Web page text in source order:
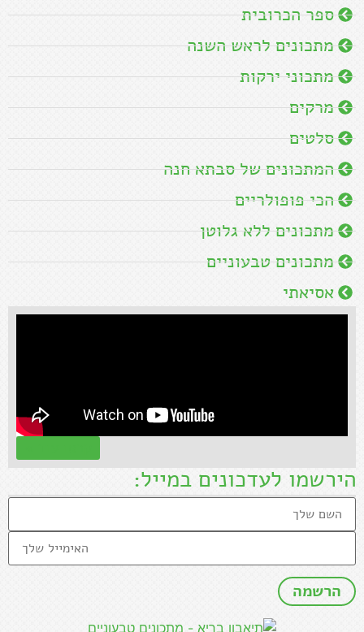
ספר הכרובית
מתכונים לראש השנה
מתכוני ירקות
מרקים
סלטים
המתכונים של סבתא חנה
הכי פופולריים
מתכונים ללא גלוטן
מתכונים טבעוניים
אסיאתי
הירשמו לעדכונים במייל: